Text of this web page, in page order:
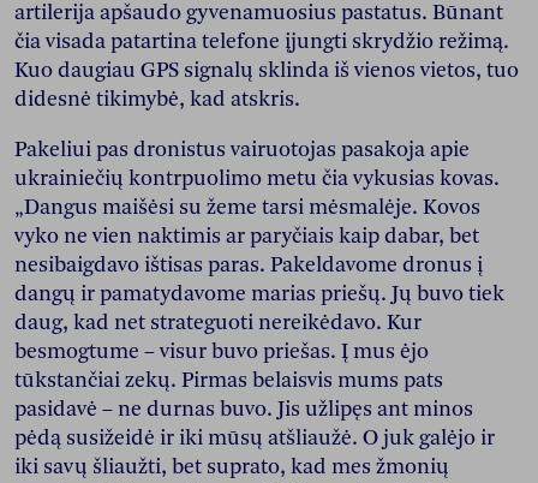
artilerija apšaudo gyvenamuosius pastatus. Būnant
čia visada patartina telefone įjungti skrydžio režimą.
Kuo daugiau GPS signalų sklinda iš vienos vietos, tuo
didesnė tikimybė, kad atskris.
Pakeliui pas dronistus vairuotojas pasakoja apie
ukrainiečių kontrpuolimo metu čia vykusias kovas.
„Dangus maišėsi su žeme tarsi mėsmalėje. Kovos
vyko ne vien naktimis ar paryčiais kaip dabar, bet
nesibaigdavo ištisas paras. Pakeldavome dronus į
dangų ir pamatydavome marias priešų. Jų buvo tiek
daug, kad net strateguoti nereikėdavo. Kur
besmogtume – visur buvo priešas. Į mus ėjo
tūkstančiai zekų. Pirmas belaisvis mums pats
pasidavė – ne durnas buvo. Jis užlipęs ant minos
pėdą susižeidė ir iki mūsų atšliaužė. O juk galėjo ir
iki savų šliaužti, bet suprato, kad mes žmonių